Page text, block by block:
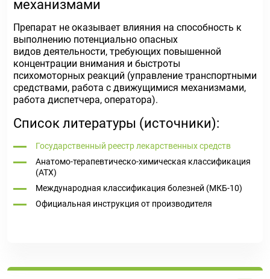
механизмами
Препарат не оказывает влияния на способность к
выполнению потенциально опасных
видов деятельности, требующих повышенной
концентрации внимания и быстроты
психомоторных реакций (управление транспортными
средствами, работа с движущимися механизмами,
работа диспетчера, оператора).
Список литературы (источники):
Государственный реестр лекарственных средств
Анатомо-терапевтическо-химическая классификация
(ATX)
Международная классификация болезней (МКБ-10)
Официальная инструкция от производителя